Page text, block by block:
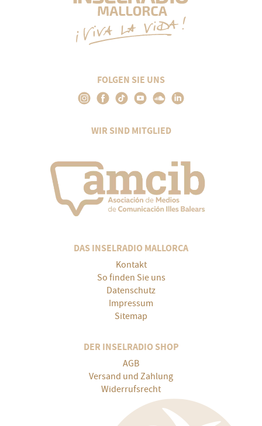
FOLGEN SIE UNS
WIR SIND MITGLIED
DAS INSELRADIO MALLORCA
Kontakt
So finden Sie uns
Datenschutz
Impressum
Sitemap
DER INSELRADIO SHOP
AGB
Versand und Zahlung
Widerrufsrecht